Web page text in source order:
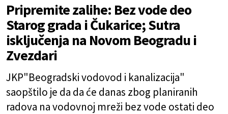
Pripremite zalihe: Bez vode deo
Starog grada i Čukarice; Sutra
isključenja na Novom Beogradu i
Zvezdari
JKP"Beogradski vodovod i kanalizacija"
saopštilo je da da će danas zbog planiranih
radova na vodovnoj mreži bez vode ostati deo